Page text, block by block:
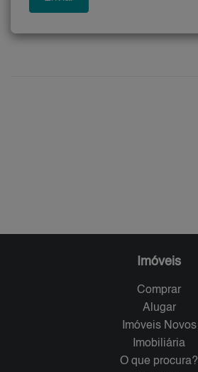
Imóveis
Comprar
Alugar
Imóveis Novos
Imobiliária
O que procura?